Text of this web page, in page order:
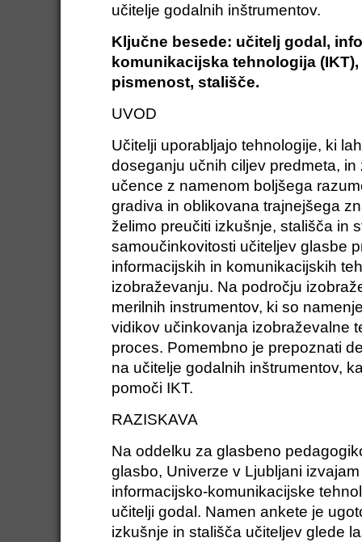
učitelje godalnih inštrumentov.
Ključne besede: učitelj godal,
komunikacijska tehnologija
pismenost, stališče.
UVOD
Učitelji uporabljajo tehnologije, ki
doseganju učnih ciljev predmeta, in
učence z namenom boljšega
gradiva in oblikovana trajnejšega
želimo preučiti izkušnje, stališča in
samoučinkovitosti učiteljev glasbe
informacijskih in komunikacijskih
izobraževanju. Na področju
merilnih instrumentov, ki so
vidikov učinkovanja izobraževalne
proces. Pomembno je prepoznati
na učitelje godalnih inštrumentov,
pomoči IKT.
RAZISKAVA
Na oddelku za glasbeno
glasbo, Univerze v Ljubljani
informacijsko-komunikacijske
učitelji godal. Namen ankete je
izkušnje in stališča učiteljev glede